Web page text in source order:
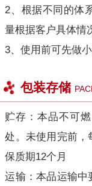
2、根据不同的体
量根据客户具体情
3、使用前可先做
包装存储
贮存：本品不可
处。未使用完前
保质期12个月
运输：本品运输中